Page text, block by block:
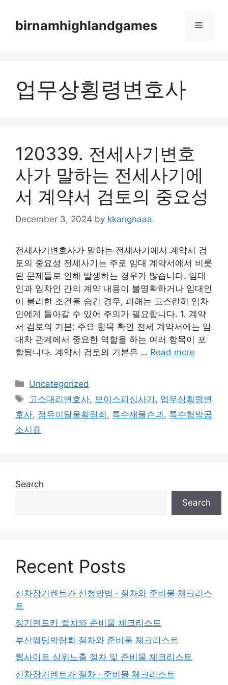
contentbirnamhighlandgames Menu
업무상횡령변호사
120339. 전세사기변호
사가 말하는 전세사기에
서 계약서 검토의 중요성
December 3, 2024 by kkangnaaa
전세사기변호사가 말하는 전세사기에서 계약서 검
토의 중요성 전세사기는 주로 임대 계약서에서 비롯
된 문제들로 인해 발생하는 경우가 많습니다. 임대
인과 임차인 간의 계약 내용이 불명확하거나 임대인
이 불리한 조건을 숨긴 경우, 피해는 고스란히 임차
인에게 돌아갈 수 있어 주의가 필요합니다. 1. 계약
서 검토의 기본: 주요 항목 확인 전세 계약서에는 임
대차 관계에서 중요한 역할을 하는 여러 항목이 포
함됩니다. 계약서 검토의 기본은 … Read more
Categories
Uncategorized
Tags
고소대리변호사, 보이스피싱사기 , 업무상횡령변
호사, 점유이탈물횡령죄 , 특수재물손괴 , 특수협박공
소시효
Search
Search
Recent Posts
신차장기렌트카 신청방법 · 절차와 준비물 체크리스
트
장기렌트카 절차와 준비물 체크리스트
부산웨딩박람회 절차와 준비물 체크리스트
웹사이트 상위노출 절차 및 준비물 체크리스트
신차장기렌트카 절차 · 준비물 체크리스트